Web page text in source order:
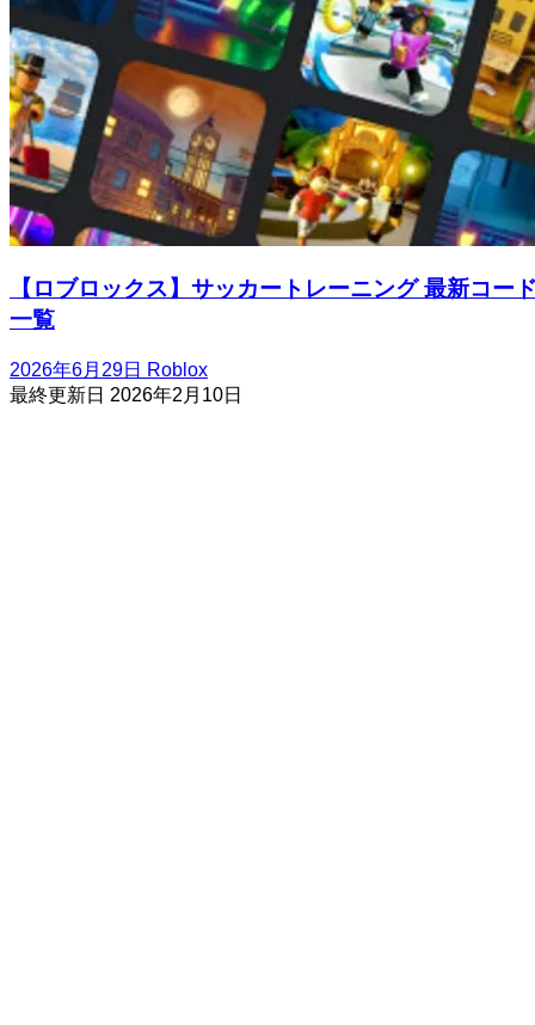
【ロブロックス】サッカートレーニング 最新コー
一覧
2026年6月29日 Roblox
最終更新日 2026年2月10日